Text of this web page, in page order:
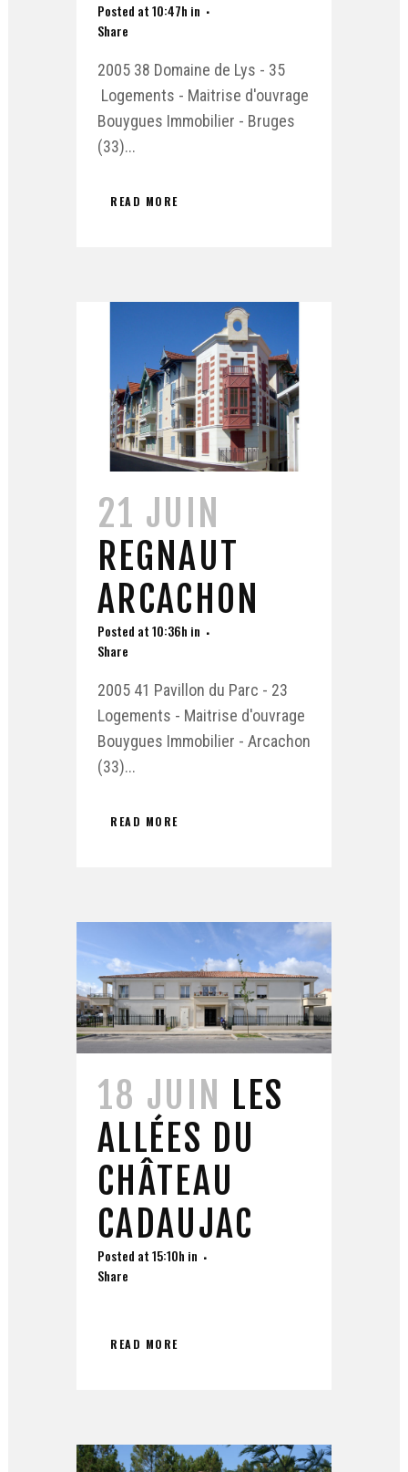
Posted at 10:47h in
Share
2005 38 Domaine de Lys - 35
Logements - Maitrise d'ouvrage
Bouygues Immobilier - Bruges
(33)...
READ MORE
21 JUIN
REGNAUT
ARCACHON
Posted at 10:36h in
Share
2005 41 Pavillon du Parc - 23
Logements - Maitrise d'ouvrage
Bouygues Immobilier - Arcachon
(33)...
READ MORE
18 JUIN LES
ALLÉES DU
CHÂTEAU
CADAUJAC
Posted at 15:10h in
Share
READ MORE